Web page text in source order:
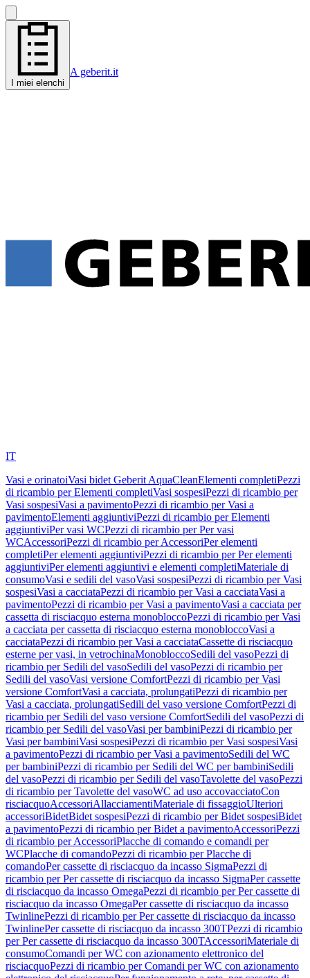
I miei elenchi
A geberit.it
IT
Vasi e orinatoiVasi bidet Geberit AquaCleanElementi completiPezzi
di ricambio per Elementi completiVasi sospesiPezzi di ricambio per
Vasi sospesiVasi a pavimentoPezzi di ricambio per Vasi a
pavimentoElementi aggiuntiviPezzi di ricambio per Elementi
aggiuntiviPer vasi WCPezzi di ricambio per Per vasi
WCAccessoriPezzi di ricambio per AccessoriPer elementi
completiPer elementi aggiuntiviPezzi di ricambio per Per elementi
aggiuntiviPer elementi aggiuntivi e elementi completiMateriale di
consumoVasi e sedili del vasoVasi sospesiPezzi di ricambio per Vasi
sospesiVasi a cacciataPezzi di ricambio per Vasi a cacciataVasi a
pavimentoPezzi di ricambio per Vasi a pavimentoVasi a cacciata per
cassetta di risciacquo esterna monobloccoPezzi di ricambio per Vasi
a cacciata per cassetta di risciacquo esterna monobloccoVasi a
cacciataPezzi di ricambio per Vasi a cacciataCassette di risciacquo
esterne per vasi, in vetrochinaMonobloccoSedili del vasoPezzi di
ricambio per Sedili del vasoSedili del vasoPezzi di ricambio per
Sedili del vasoVasi versione ComfortPezzi di ricambio per Vasi
versione ComfortVasi a cacciata, prolungatiPezzi di ricambio per
Vasi a cacciata, prolungatiSedili del vaso versione ComfortPezzi di
ricambio per Sedili del vaso versione ComfortSedili del vasoPezzi di
ricambio per Sedili del vasoVasi per bambiniPezzi di ricambio per
Vasi per bambiniVasi sospesiPezzi di ricambio per Vasi sospesiVasi
a pavimentoPezzi di ricambio per Vasi a pavimentoSedili del WC
per bambiniPezzi di ricambio per Sedili del WC per bambiniSedili
del vasoPezzi di ricambio per Sedili del vasoTavolette del vasoPezzi
di ricambio per Tavolette del vasoWC ad uso accovacciatoCon
risciacquoAccessoriAllacciamentiMateriale di fissaggioUlteriori
accessoriBidetBidet sospesiPezzi di ricambio per Bidet sospesiBidet
a pavimentoPezzi di ricambio per Bidet a pavimentoAccessoriPezzi
di ricambio per AccessoriPlacche di comando e comandi per
WCPlacche di comandoPezzi di ricambio per Placche di
comandoPer cassette di risciacquo da incasso SigmaPezzi di
ricambio per Per cassette di risciacquo da incasso SigmaPer cassette
di risciacquo da incasso OmegaPezzi di ricambio per Per cassette di
risciacquo da incasso OmegaPer cassette di risciacquo da incasso
TwinlinePezzi di ricambio per Per cassette di risciacquo da incasso
TwinlinePer cassette di risciacquo da incasso 300TPezzi di ricambio
per Per cassette di risciacquo da incasso 300TAccessoriMateriale di
consumoComandi per WC con azionamento elettronico del
risciacquoPezzi di ricambio per Comandi per WC con azionamento